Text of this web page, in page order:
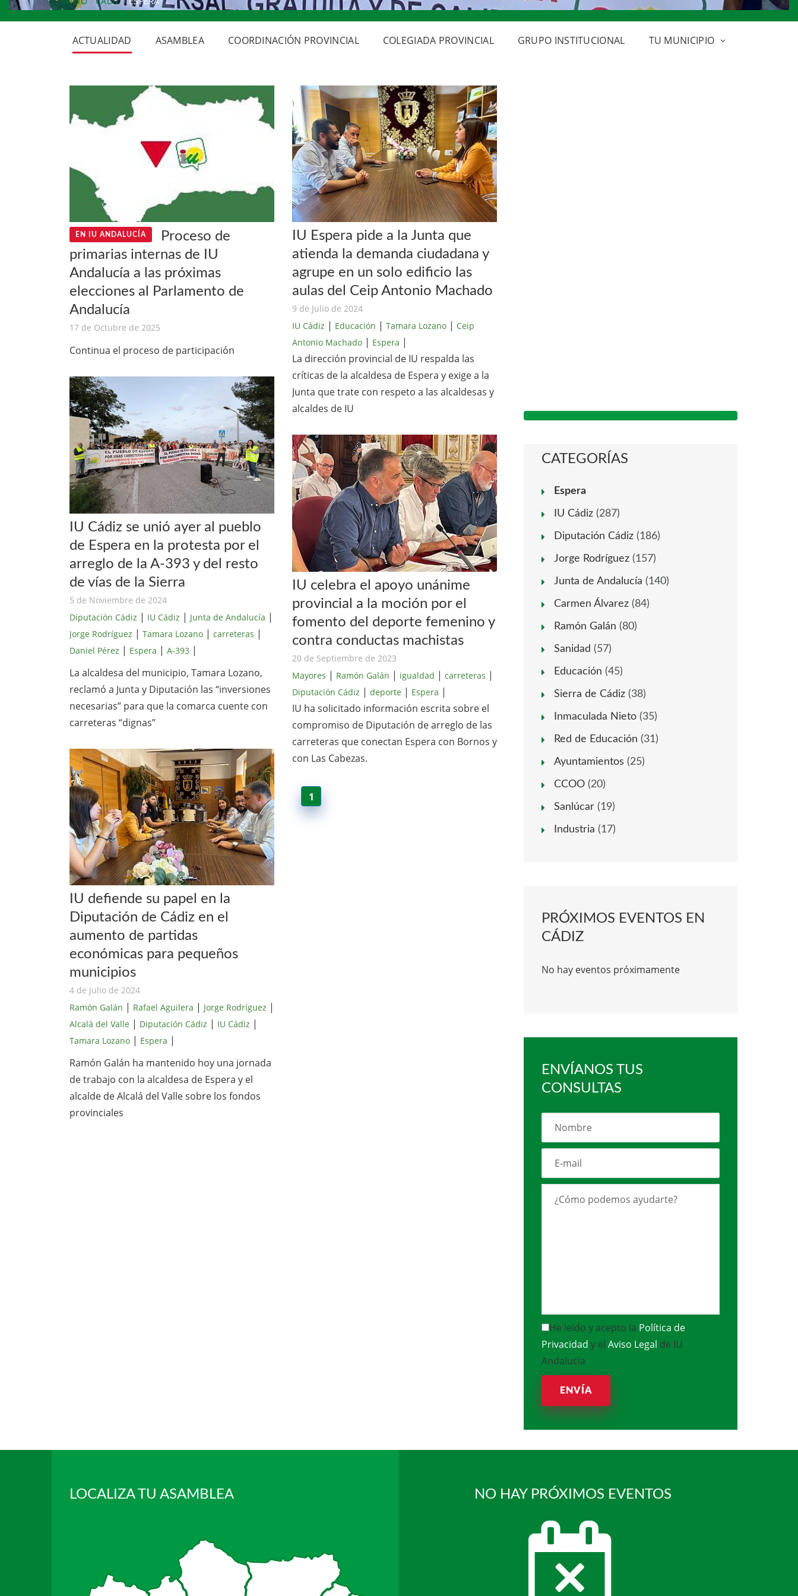
ACTUALIDAD ASAMBLEA COORDINACIÓN PROVINCIAL COLEGIADA PROVINCIAL GRUPO INSTITUCIONAL TU MUNICIPIO
EN IU ANDALUCÍA
Proceso de
primarias internas de IU
Andalucía a las próximas
elecciones al Parlamento de
Andalucía
17 de Octubre de 2025
Continua el proceso de participación
IU Cádiz se unió ayer al pueblo
de Espera en la protesta por el
arreglo de la A-393 y del resto
de vías de la Sierra
5 de Noviembre de 2024
Diputación Cádiz | IU Cádiz | Junta de Andalucía |
Jorge Rodríguez | Tamara Lozano | carreteras |
Daniel Pérez | Espera | A-393 |
La alcaldesa del municipio, Tamara Lozano,
reclamó a Junta y Diputación las “inversiones
necesarias” para que la comarca cuente con
carreteras “dignas”
IU defiende su papel en la
Diputación de Cádiz en el
aumento de partidas
económicas para pequeños
municipios
4 de Julio de 2024
Ramón Galán | Rafael Aguilera | Jorge Rodríguez |
Alcalá del Valle | Diputación Cádiz | IU Cádiz |
Tamara Lozano | Espera |
Ramón Galán ha mantenido hoy una jornada
de trabajo con la alcaldesa de Espera y el
alcalde de Alcalá del Valle sobre los fondos
provinciales
IU Espera pide a la Junta que
atienda la demanda ciudadana y
agrupe en un solo edificio las
aulas del Ceip Antonio Machado
9 de Julio de 2024
IU Cádiz | Educación | Tamara Lozano | Ceip
Antonio Machado | Espera |
La dirección provincial de IU respalda las
críticas de la alcaldesa de Espera y exige a la
Junta que trate con respeto a las alcaldesas y
alcaldes de IU
IU celebra el apoyo unánime
provincial a la moción por el
fomento del deporte femenino y
contra conductas machistas
20 de Septiembre de 2023
Mayores | Ramón Galán | igualdad | carreteras |
Diputación Cádiz | deporte | Espera |
IU ha solicitado información escrita sobre el
compromiso de Diputación de arreglo de las
carreteras que conectan Espera con Bornos y
con Las Cabezas.
1
CATEGORÍAS
Espera
IU Cádiz (287)
Diputación Cádiz (186)
Jorge Rodríguez (157)
Junta de Andalucía (140)
Carmen Álvarez (84)
Ramón Galán (80)
Sanidad (57)
Educación (45)
Sierra de Cádiz (38)
Inmaculada Nieto (35)
Red de Educación (31)
Ayuntamientos (25)
CCOO (20)
Sanlúcar (19)
Industria (17)
PRÓXIMOS EVENTOS EN
CÁDIZ
No hay eventos próximamente
ENVÍANOS TUS
CONSULTAS
He leido y acepto la Política de
Privacidad y el Aviso Legal de IU
Andalucía
ENVÍA
LOCALIZA TU ASAMBLEA NO HAY PRÓXIMOS EVENTOS